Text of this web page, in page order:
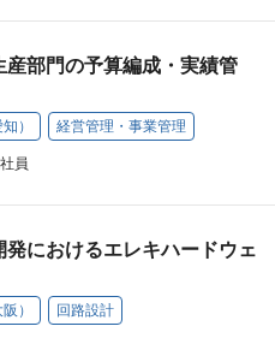
部門の予算編成・実績管
） 経営管理・事業管理
員
におけるエレキハードウェ
） 回路設計